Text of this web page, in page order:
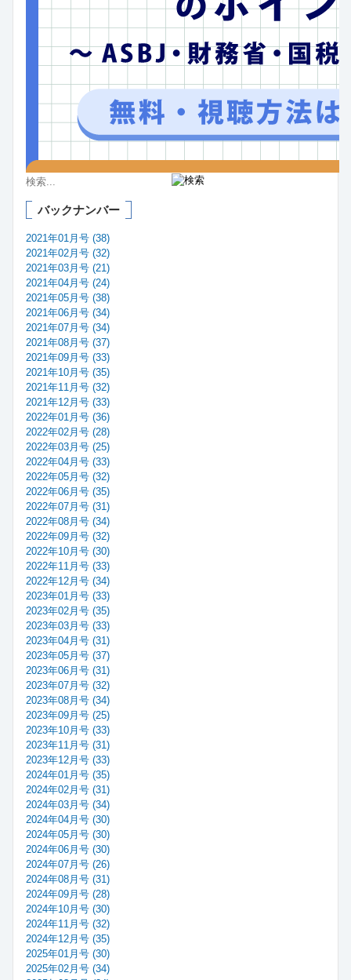
バックナンバー
2021年01月号 (38)
2021年02月号 (32)
2021年03月号 (21)
2021年04月号 (24)
2021年05月号 (38)
2021年06月号 (34)
2021年07月号 (34)
2021年08月号 (37)
2021年09月号 (33)
2021年10月号 (35)
2021年11月号 (32)
2021年12月号 (33)
2022年01月号 (36)
2022年02月号 (28)
2022年03月号 (25)
2022年04月号 (33)
2022年05月号 (32)
2022年06月号 (35)
2022年07月号 (31)
2022年08月号 (34)
2022年09月号 (32)
2022年10月号 (30)
2022年11月号 (33)
2022年12月号 (34)
2023年01月号 (33)
2023年02月号 (35)
2023年03月号 (33)
2023年04月号 (31)
2023年05月号 (37)
2023年06月号 (31)
2023年07月号 (32)
2023年08月号 (34)
2023年09月号 (25)
2023年10月号 (33)
2023年11月号 (31)
2023年12月号 (33)
2024年01月号 (35)
2024年02月号 (31)
2024年03月号 (34)
2024年04月号 (30)
2024年05月号 (30)
2024年06月号 (30)
2024年07月号 (26)
2024年08月号 (31)
2024年09月号 (28)
2024年10月号 (30)
2024年11月号 (32)
2024年12月号 (35)
2025年01月号 (30)
2025年02月号 (34)